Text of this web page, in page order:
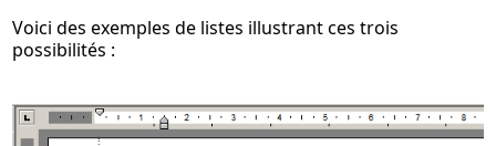
Voici des exemples de listes illustrant ces trois
possibilités :